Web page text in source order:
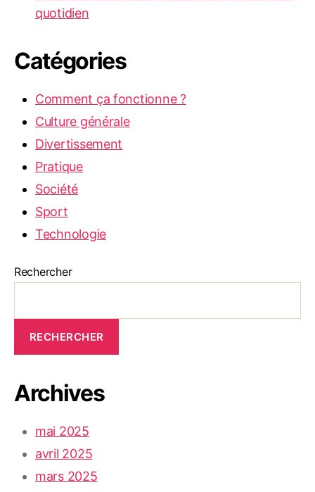
quotidien
Catégories
Comment ça fonctionne ?
Culture générale
Divertissement
Pratique
Société
Sport
Technologie
Rechercher
RECHERCHER
Archives
mai 2025
avril 2025
mars 2025